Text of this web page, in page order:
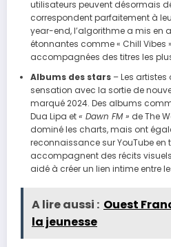
utilisateurs peuvent désormais
correspondent parfaitement à
year-end, l’algorithme a mis en
étonnantes comme « Chill Vibes
accompagnées des titres les
Albums des stars– Les artistes
sensation avec la sortie de
marqué 2024. Des albums
Dua Lipa et« Dawn FM » de The
dominé les charts, mais ont
reconnaissance sur YouTube
accompagnent des récits
aidé à créer un lien intime entre
A lire aussi : Ouest
la jeunesse